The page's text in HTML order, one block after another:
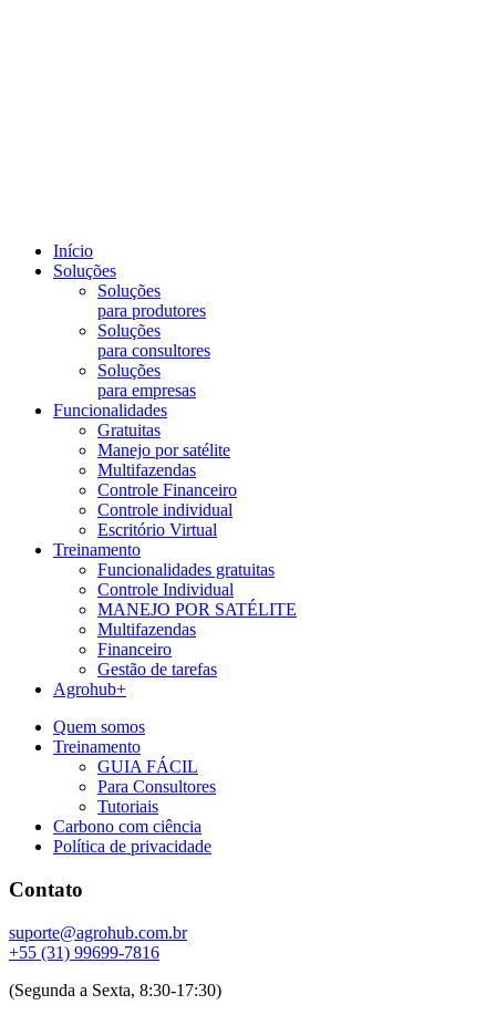
Início
Soluções
Soluções
para produtores
Soluções
para consultores
Soluções
para empresas
Funcionalidades
Gratuitas
Manejo por satélite
Multifazendas
Controle Financeiro
Controle individual
Escritório Virtual
Treinamento
Funcionalidades gratuitas
Controle Individual
MANEJO POR SATÉLITE
Multifazendas
Financeiro
Gestão de tarefas
Agrohub+
Quem somos
Treinamento
GUIA FÁCIL
Para Consultores
Tutoriais
Carbono com ciência
Política de privacidade
Contato
suporte@agrohub.com.br
+55 (31) 99699-7816
(Segunda a Sexta, 8:30-17:30)